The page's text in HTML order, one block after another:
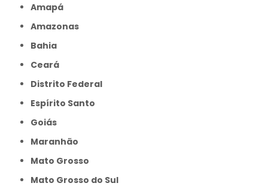
Amapá
Amazonas
Bahia
Ceará
Distrito Federal
Espírito Santo
Goiás
Maranhão
Mato Grosso
Mato Grosso do Sul